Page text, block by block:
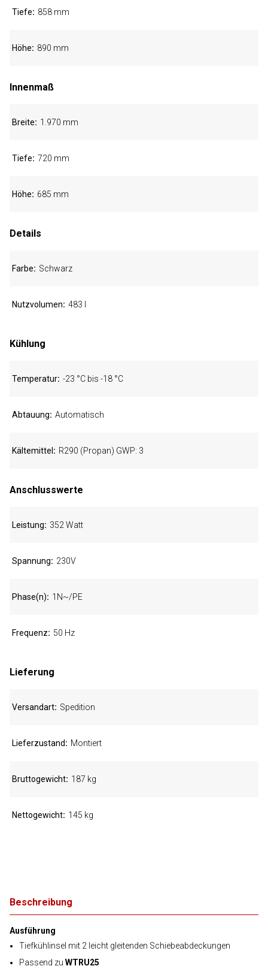
Beschreibung
Ausführung
Tiefkühlinsel mit 2 leicht gleitenden Schiebeabdeckungen
Passend zu WTRU25
Tiefe 858 mm
Höhe 890 mm
Innenmaß
Breite 1.970 mm
Tiefe 720 mm
Höhe 685 mm
Details
Farbe Schwarz
Nutzvolumen 483 l
Kühlung
Temperatur -23 °C bis -18 °C
Abtauung Automatisch
Kältemittel R290 (Propan) GWP: 3
Anschlusswerte
Leistung 352 Watt
Spannung 230V
Phase(n) 1N~/PE
Frequenz 50 Hz
Lieferung
Versandart Spedition
Lieferzustand Montiert
Bruttogewicht 187 kg
Nettogewicht 145 kg